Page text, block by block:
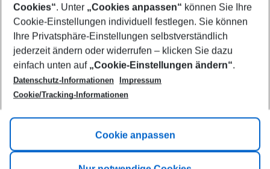
Footer
Footer navigation
Title A
Link A
Cookies“. Unter „Cookies anpassen“ können Sie Ihre
Cookie-Einstellungen individuell festlegen. Sie können
Ihre Privatsphäre-Einstellungen selbstverständlich
jederzeit ändern oder widerrufen – klicken Sie dazu
einfach unten auf „Cookie-Einstellungen ändern“.
Datenschutz-Informationen
Impressum
Cookie/Tracking-Informationen
Cookie anpassen